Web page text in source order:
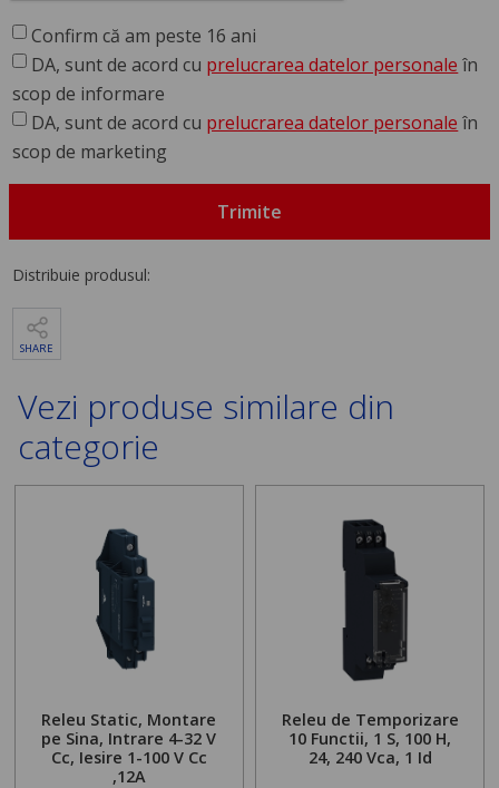
Confirm că am peste 16 ani
DA, sunt de acord cu prelucrarea datelor personale în
scop de informare
DA, sunt de acord cu prelucrarea datelor personale în
scop de marketing
Trimite
Distribuie produsul:
SHARE
Vezi produse similare din
categorie
Releu Static, Montare
pe Sina, Intrare 4-32 V
Cc, Iesire 1-100 V Cc
,12A
Releu de Temporizare
10 Functii, 1 S, 100 H,
24, 240 Vca, 1 Id